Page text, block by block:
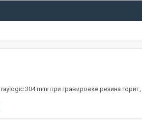
304 mini при гравировке резина